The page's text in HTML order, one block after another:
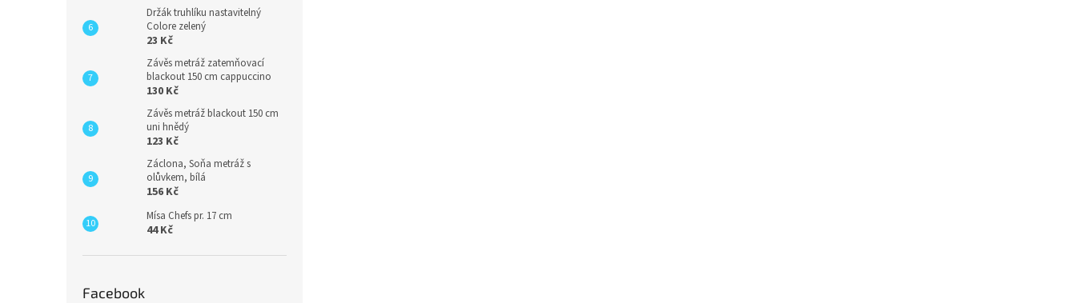
Držák truhlíku nastavitelný
Colore zelený
23 Kč
Závěs metráž zatemňovací
blackout 150 cm cappuccino
130 Kč
Závěs metráž blackout 150 cm
uni hnědý
123 Kč
Záclona, Soňa metráž s
olůvkem, bílá
156 Kč
Mísa Chefs pr. 17 cm
44 Kč
Facebook